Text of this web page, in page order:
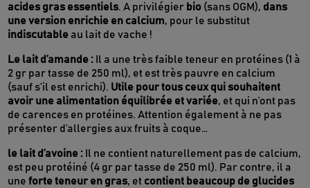
acides gras essentiels. A privilégier bio (sans OGM), dans
une version enrichie en calcium, pour le substitut
indiscutable au lait de vache !
Le lait d’amande : Il a une très faible teneur en protéines (1 à
2 gr par tasse de 250 ml), et est très pauvre en calcium
(sauf s’il est enrichi). Utile pour tous ceux qui souhaitent
avoir une alimentation équilibrée et variée, et qui n’ont pas
de carences en protéines. Attention également à ne pas
présenter d’allergies aux fruits à coque…
le lait d’avoine : Il ne contient naturellement pas de calcium,
est peu protéiné (4 gr par tasse de 250 ml). Par contre, il a
uneforte teneur en gras, et contient beaucoup de glucides